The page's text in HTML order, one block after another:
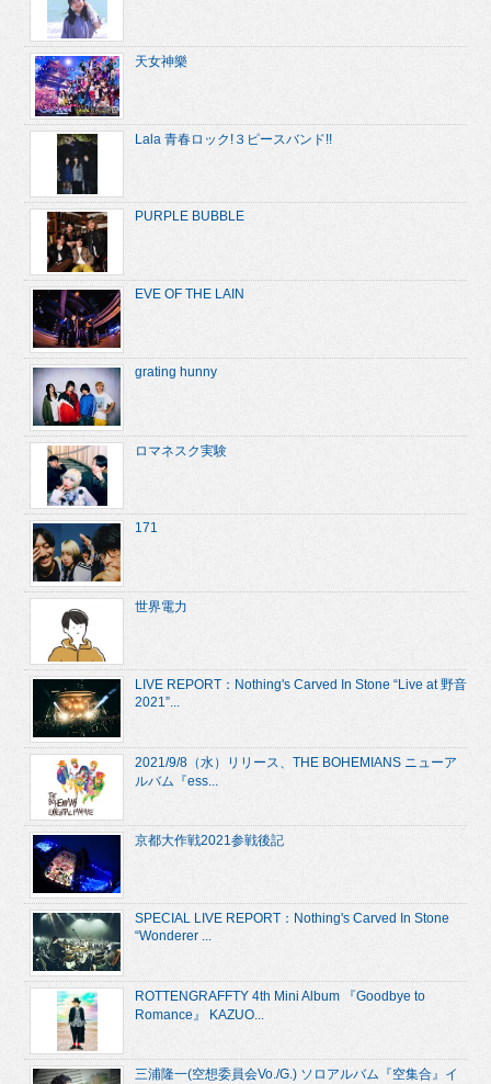
天女神樂
Lala 青春ロック!３ピースバンド!!
PURPLE BUBBLE
EVE OF THE LAIN
grating hunny
ロマネスク実験
171
世界電力
LIVE REPORT：Nothing's Carved In Stone “Live at 野音
2021”...
2021/9/8（水）リリース、THE BOHEMIANS ニューア
ルバム『ess...
京都大作戦2021参戦後記
SPECIAL LIVE REPORT：Nothing's Carved In Stone
“Wonderer ...
ROTTENGRAFFTY 4th Mini Album 『Goodbye to
Romance』 KAZUO...
三浦隆一(空想委員会Vo./G.) ソロアルバム『空集合』イ